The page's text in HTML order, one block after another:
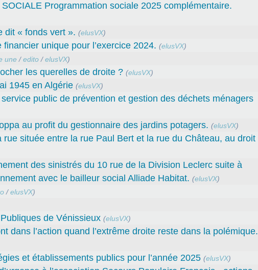
Programmation sociale 2025 complémentaire.
dit « fonds vert ». (elusVX)
unique pour l’exercice 2024. (elusVX)
une/edito/elusVX)
les querelles de droite ? (elusVX)
1945 en Algérie (elusVX)
public de prévention et gestion des déchets ménagers
au profit du gestionnaire des jardins potagers. (elusVX)
située entre la rue Paul Bert et la rue du Château, au droit
des sinistrés du 10 rue de la Division Leclerc suite à
avec le bailleur social Alliade Habitat. (elusVX)
/elusVX)
de Vénissieux (elusVX)
dans l’action quand l’extrême droite reste dans la polémique.
et établissements publics pour l’année 2025 (elusVX)